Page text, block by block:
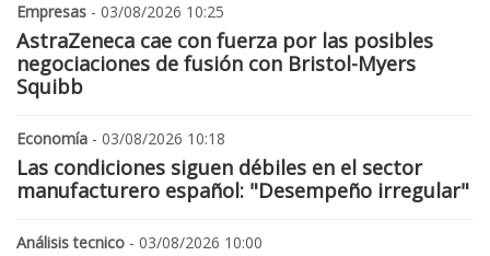
Empresas - 03/08/2026 10:25
AstraZeneca cae con fuerza por las posibles
negociaciones de fusión con Bristol-Myers
Squibb
Economía - 03/08/2026 10:18
Las condiciones siguen débiles en el sector
manufacturero español: "Desempeño irregular"
Análisis tecnico - 03/08/2026 10:00